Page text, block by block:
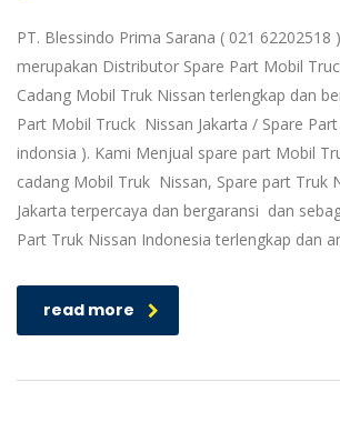
PT. Blessindo Prima Sarana ( 021 62202518 )
merupakan Distributor Spare Part Mobil
Cadang Mobil Truk Nissan terlengkap dan
Part Mobil Truck Nissan Jakarta / Spare
indonsia ). Kami Menjual spare part Mobil
cadang Mobil Truk Nissan, Spare part Truk
Jakarta terpercaya dan bergaransi dan
Part Truk Nissan Indonesia terlengkap dan
read more